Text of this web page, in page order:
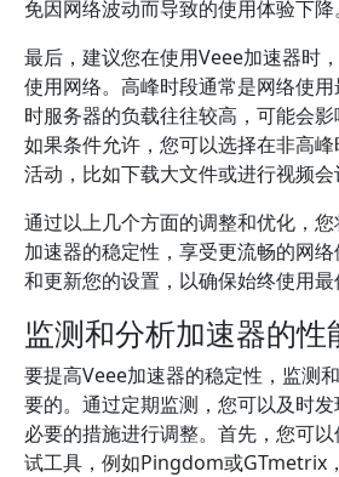
免因网络波动而导致的使用体验下降。
最后，建议您在使用Veee加速器时
使用网络。高峰时段通常是网络使
时服务器的负载往往较高，可能会影
如果条件允许，您可以选择在非高
活动，比如下载大文件或进行视频会
通过以上几个方面的调整和优化，
加速器的稳定性，享受更流畅的网
和更新您的设置，以确保始终使用最
监测和分析加速器的性
要提高Veee加速器的稳定性，监测
要的。通过定期监测，您可以及时
必要的措施进行调整。首先，您可
试工具，例如Pingdom或GTmetrix